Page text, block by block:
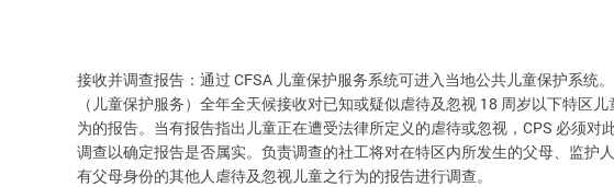
接收并调查报告：通过 CFSA 儿童保护服务系统可进入当地公共儿童保护系统。
（儿童保护服务）全年全天候接收对已知或疑似虐待及忽视 18 周 岁以下特区儿
为的报告。当有报告指出儿童正在遭受法律所定义的虐待或忽视， CPS 必须对
调查以确定报告是否属实。负责调查的社工将对在特区内所发生的父母、监护
有父母身份的其他人虐待及忽视儿童之行为的报告进行调查。